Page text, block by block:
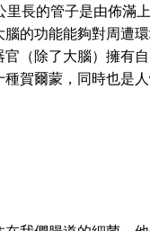
長的管子是由佈滿
的功能能夠對周遭
（除了大腦）擁有
賀爾蒙，同時也是